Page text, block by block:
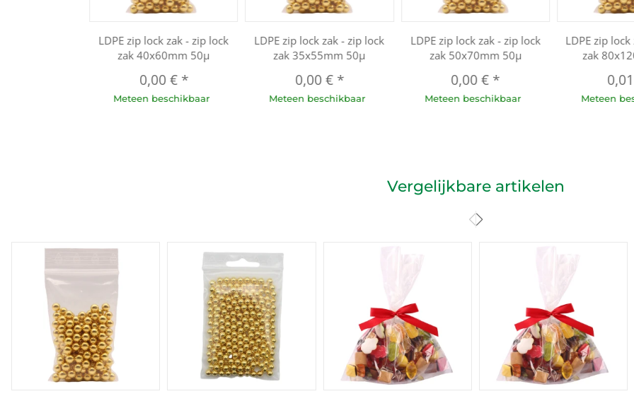
LDPE zip lock zak - zip lock
zak 40x60mm 50µ
0,00 € *
Meteen beschikbaar
LDPE zip lock zak - zip lock
zak 35x55mm 50µ
0,00 € *
Meteen beschikbaar
LDPE zip lock zak - zip lock
zak 50x70mm 50µ
0,00 € *
Meteen beschikbaar
LDPE zip
zak
Meteen
Vergelijkbare artikelen